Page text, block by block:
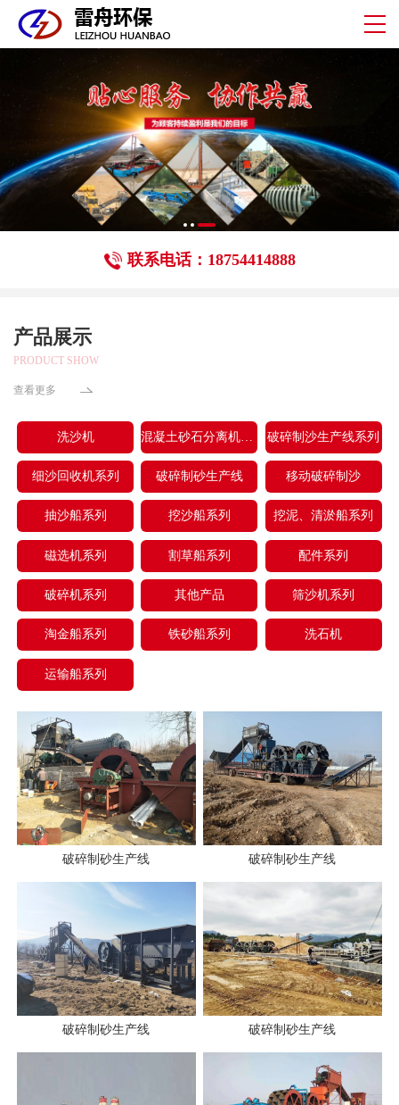
联系电话：18754414888
产品展示
PRODUCT SHOW
查看更多
洗沙机 破碎制沙生产线系列
细沙回收机系列 破碎制砂生产线 移动破碎制沙
抽沙船系列 挖沙船系列 挖泥、清淤船系列
磁选机系列 割草船系列 配件系列
破碎机系列 其他产品 筛沙机系列
淘金船系列 铁砂船系列 洗石机
运输船系列
破碎制砂生产线 破碎制砂生产线
破碎制砂生产线 破碎制砂生产线